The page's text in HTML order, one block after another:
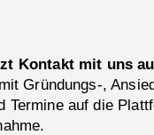
Kontakt mit uns
Gründungs-,
Termine auf die